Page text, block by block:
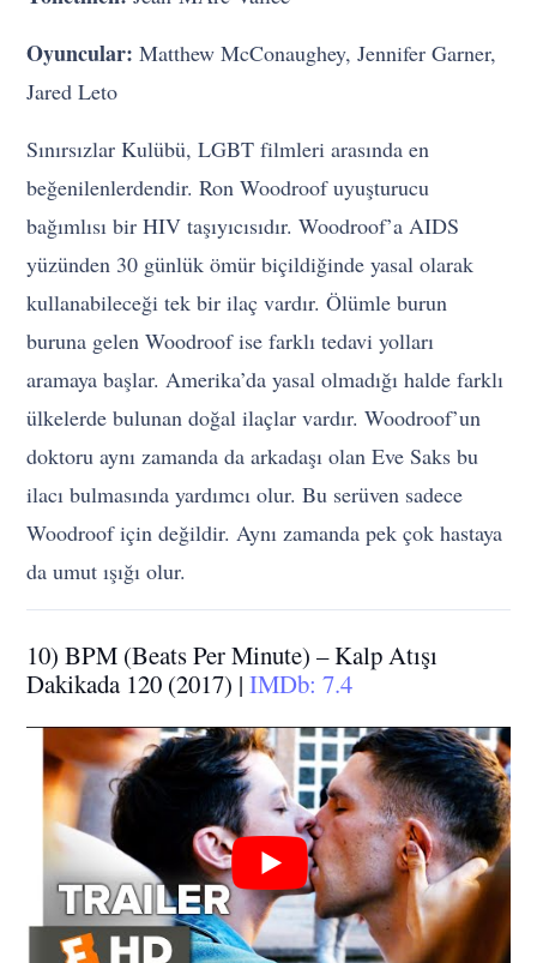
Oyuncular: Matthew McConaughey, Jennifer Garner,
Jared Leto
Sınırsızlar Kulübü, LGBT filmleri arasında en
beğenilenlerdendir. Ron Woodroof uyuşturucu
bağımlısı bir HIV taşıyıcısıdır. Woodroof’a AIDS
yüzünden 30 günlük ömür biçildiğinde yasal olarak
kullanabileceği tek bir ilaç vardır. Ölümle burun
buruna gelen Woodroof ise farklı tedavi yolları
aramaya başlar. Amerika’da yasal olmadığı halde farklı
ülkelerde bulunan doğal ilaçlar vardır. Woodroof’un
doktoru aynı zamanda da arkadaşı olan Eve Saks bu
ilacı bulmasında yardımcı olur. Bu serüven sadece
Woodroof için değildir. Aynı zamanda pek çok hastaya
da umut ışığı olur.
10) BPM (Beats Per Minute) – Kalp Atışı
Dakikada 120 (2017) |IMDb: 7.4